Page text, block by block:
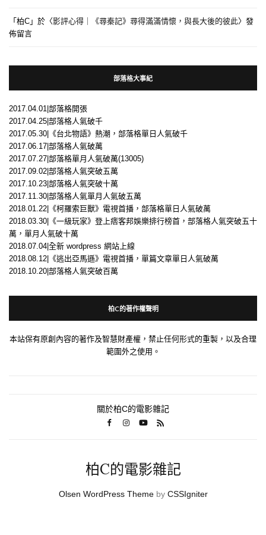
「柏C 」於〈影評心得｜《尋秦記》尋得滿滿情懷，與長大後的彼此〉發
佈留言
部落格大事紀
2017.04.01|部落格開張
2017.04.25|部落格人氣破千
2017.05.30|《台北物語》熱潮，部落格單日人氣破千
2017.06.17|部落格人氣破萬
2017.07.27|部落格單月人氣破萬(13005)
2017.09.02|部落格人氣突破五萬
2017.10.23|部落格人氣突破十萬
2017.11.30|部落格人氣單月人氣破五萬
2018.01.22|《柯羅索巨獸》電視首播，部落格單日人氣破萬
2018.03.30|《一級玩家》登上痞客邦娛樂排行榜首，部落格人氣突破五十
萬，單月人氣破十萬
2018.07.04|全新 wordpress 網站上線
2018.08.12|《逃出亞馬遜》電視首播，單篇文章單日人氣破萬
2018.10.20|部落格人氣突破百萬
柏C的著作權聲明
本站保有原創內容的著作及智慧財產權，禁止任何形式的重製，以及合理
範圍外之使用。
關於柏C的電影雜記
柏C的電影雜記
Olsen WordPress Themeby CSSIgniter